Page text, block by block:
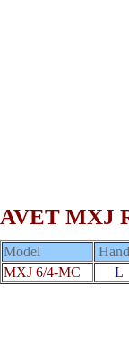
AVET MXJ
Model
MXJ 6/4-MC
L